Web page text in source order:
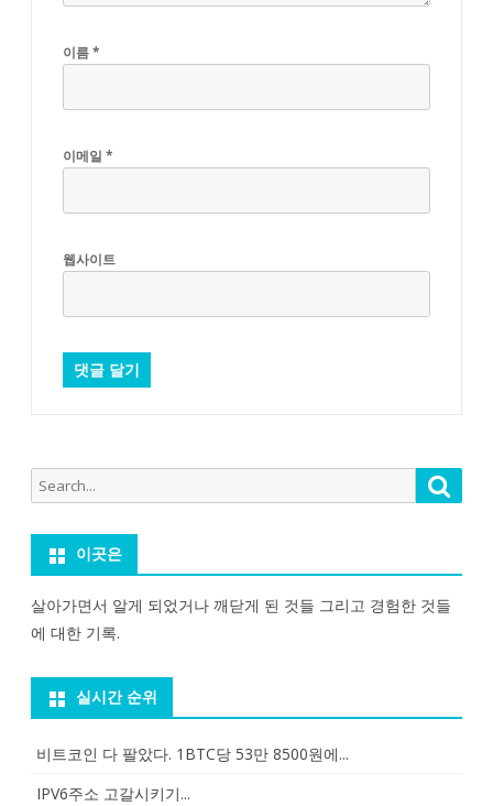
이름*
이메일 *
웹사이트
Search
for:
이곳은
살아가면서 알게 되었거나 깨닫게 된 것들 그리고 경험한 것들
에 대한 기록.
실시간 순위
비트코인 다 팔았다. 1BTC당 53만 8500원에...
IPV6주소 고갈시키기...